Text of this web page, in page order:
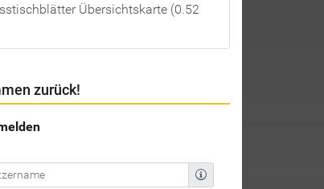
Übersichtskarte (0.52
zurück!